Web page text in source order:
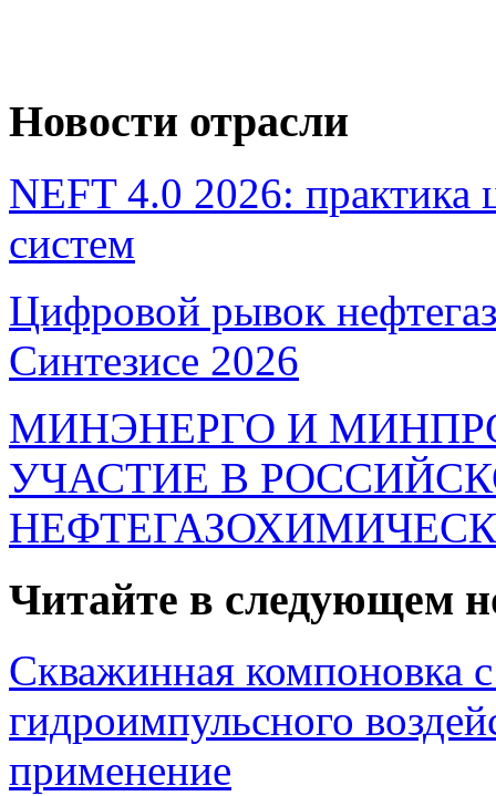
Новости отрасли
NEFT 4.0 2026: практика
систем
Цифровой рывок
Синтезисе 2026
МИНЭНЕРГО И
УЧАСТИЕ В
Читайте в следующем
Скважинная компоновка
гидроимпульсного
применение